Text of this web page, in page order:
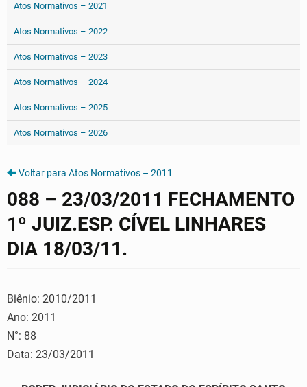
Atos Normativos – 2021
Atos Normativos – 2022
Atos Normativos – 2023
Atos Normativos – 2024
Atos Normativos – 2025
Atos Normativos – 2026
Voltar para Atos Normativos – 2011
088 – 23/03/2011 FECHAMENTO
1º JUIZ.ESP. CÍVEL LINHARES
DIA 18/03/11.
Biênio: 2010/2011
Ano: 2011
N°: 88
Data: 23/03/2011